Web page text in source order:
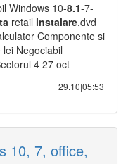
Windows 10-8.1-7-
retail instalare,dvd
Componente si
Negociabil
4 27 oct
29.10|05:53
10, 7, office,